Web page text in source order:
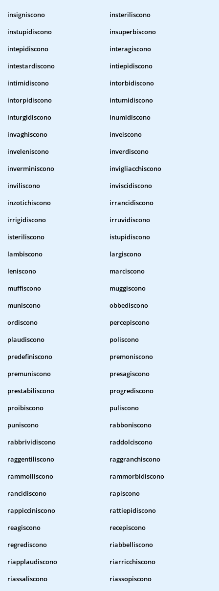
insigniscono
insteriliscono
instupidiscono
insuperbiscono
intepidiscono
interagiscono
intestardiscono
intiepidiscono
intimidiscono
intorbidiscono
intorpidiscono
intumidiscono
inturgidiscono
inumidiscono
invaghiscono
inveiscono
inveleniscono
inverdiscono
inverminiscono
invigliacchiscono
inviliscono
inviscidiscono
inzotichiscono
irrancidiscono
irrigidiscono
irruvidiscono
isteriliscono
istupidiscono
lambiscono
largiscono
leniscono
marciscono
muffiscono
muggiscono
muniscono
obbediscono
ordiscono
percepiscono
plaudiscono
poliscono
predefiniscono
premoniscono
premuniscono
presagiscono
prestabiliscono
progrediscono
proibiscono
puliscono
puniscono
rabboniscono
rabbrividiscono
raddolciscono
raggentiliscono
raggranchiscono
rammolliscono
rammorbidiscono
rancidiscono
rapiscono
rappicciniscono
rattiepidiscono
reagiscono
recepiscono
regrediscono
riabbelliscono
riapplaudiscono
riarricchiscono
riassaliscono
riassopiscono